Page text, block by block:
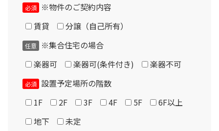
Please enter the security code
2 + 3 =
掲載商品は中古品のため多少の汚れ・傷などが有る場合が
あります。梱包した状態で倉庫保管しておりますので、組
立状態での展示は行っておりません。
保守部品についてはメーカー生産完了となっている場合が
ロス張替はできません。
設置場所に応じてドア・換気扇・FIX窓・音場パネル類の
必須
※物件のご契約内容
賃貸
分譲（自己所有）
任意
※集合住宅の場合
楽器可
楽器可(条件付き) 楽器不可
必須 設置予定場所の階数
1F
2F 3F 4F 5F
6F以上
地下
未定